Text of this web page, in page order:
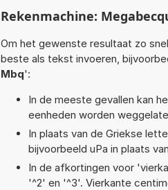
Rekenmachine:
Om het gewenste resultaat zo
beste als tekst invoeren,
Mbq':
In de meeste gevallen kan
eenheden worden
In plaats van de Griekse
bijvoorbeeld uPa in plaats
In de afkortingen voor
'^2' en '^3'. Vierkante